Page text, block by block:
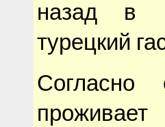
назад в
турецкий
Согласно